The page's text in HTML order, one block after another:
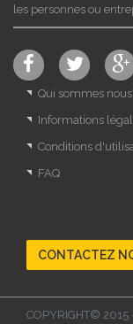
les personnes ou
Qui sommes
Informations
Conditions
FAQ
CONTACTEZ
COPYRIGHT© 2015